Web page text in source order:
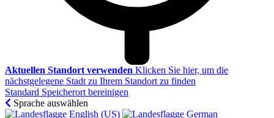
Aktuellen Standort verwenden Klicken Sie hier, um die
nächstgelegene Stadt zu Ihrem Standort zu finden
Standard Speicherort bereinigen
Sprache auswählen
English (US)‎
German‎